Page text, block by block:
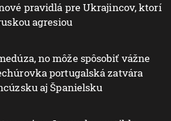
pravidlá pre Ukrajincov, ktorí
agresiou
no môže spôsobiť vážne
portugalská zatvára
aj Španielsku